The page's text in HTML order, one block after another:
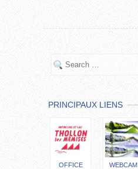
PRINCIPAUX LIENS
OFFICE WEBCAM